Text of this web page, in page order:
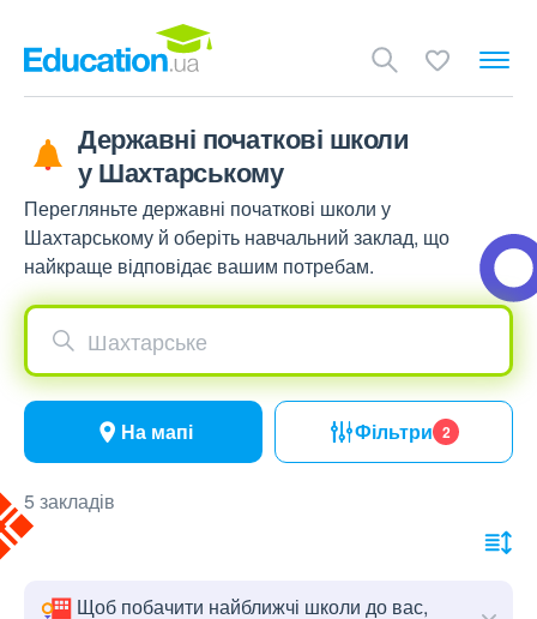
Державні початкові школи
у Шахтарському
Перегляньте державні початкові школи у
Шахтарському й оберіть навчальний заклад, що
найкраще відповідає вашим потребам.
Шахтарське
На мапі Фільтри 2
5 закладів
Щоб побачити найближчі школи до вас,